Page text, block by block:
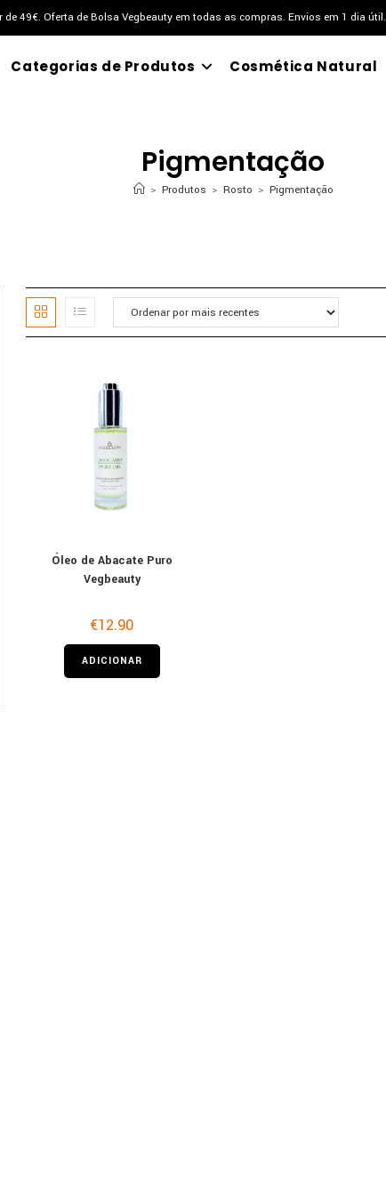
49€. Oferta de Bolsa Vegbeauty em todas as compras. Envios em 1 dia útil.
Categorias de Produtos Cosmética Natural
Pigmentação
> Produtos > Rosto > Pigmentação
Óleo de Abacate Puro
Vegbeauty
€12.90
ADICIONAR